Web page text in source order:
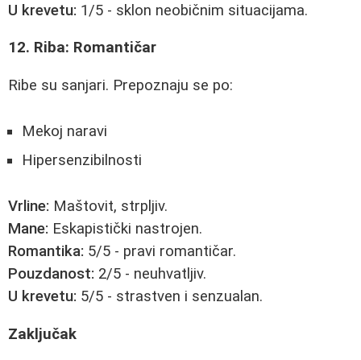
U krevetu: 1/5 - sklon neobičnim situacijama.
12. Riba: Romantičar
Ribe su sanjari. Prepoznaju se po:
Mekoj naravi
Hipersenzibilnosti
Vrline: Maštovit, strpljiv.
Mane: Eskapistički nastrojen.
Romantika: 5/5 - pravi romantičar.
Pouzdanost: 2/5 - neuhvatljiv.
U krevetu: 5/5 - strastven i senzualan.
Zaključak